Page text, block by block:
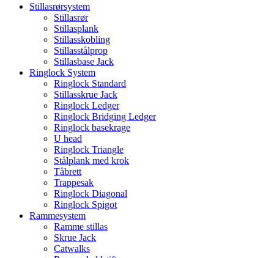
Stillasrørsystem
Stillasrør
Stillasplank
Stillasskobling
Stillasstålprop
Stillasbase Jack
Ringlock System
Ringlock Standard
Stillasskrue Jack
Ringlock Ledger
Ringlock Bridging Ledger
Ringlock basekrage
U head
Ringlock Triangle
Stålplank med krok
Tåbrett
Trappesak
Ringlock Diagonal
Ringlock Spigot
Rammesystem
Ramme stillas
Skrue Jack
Catwalks